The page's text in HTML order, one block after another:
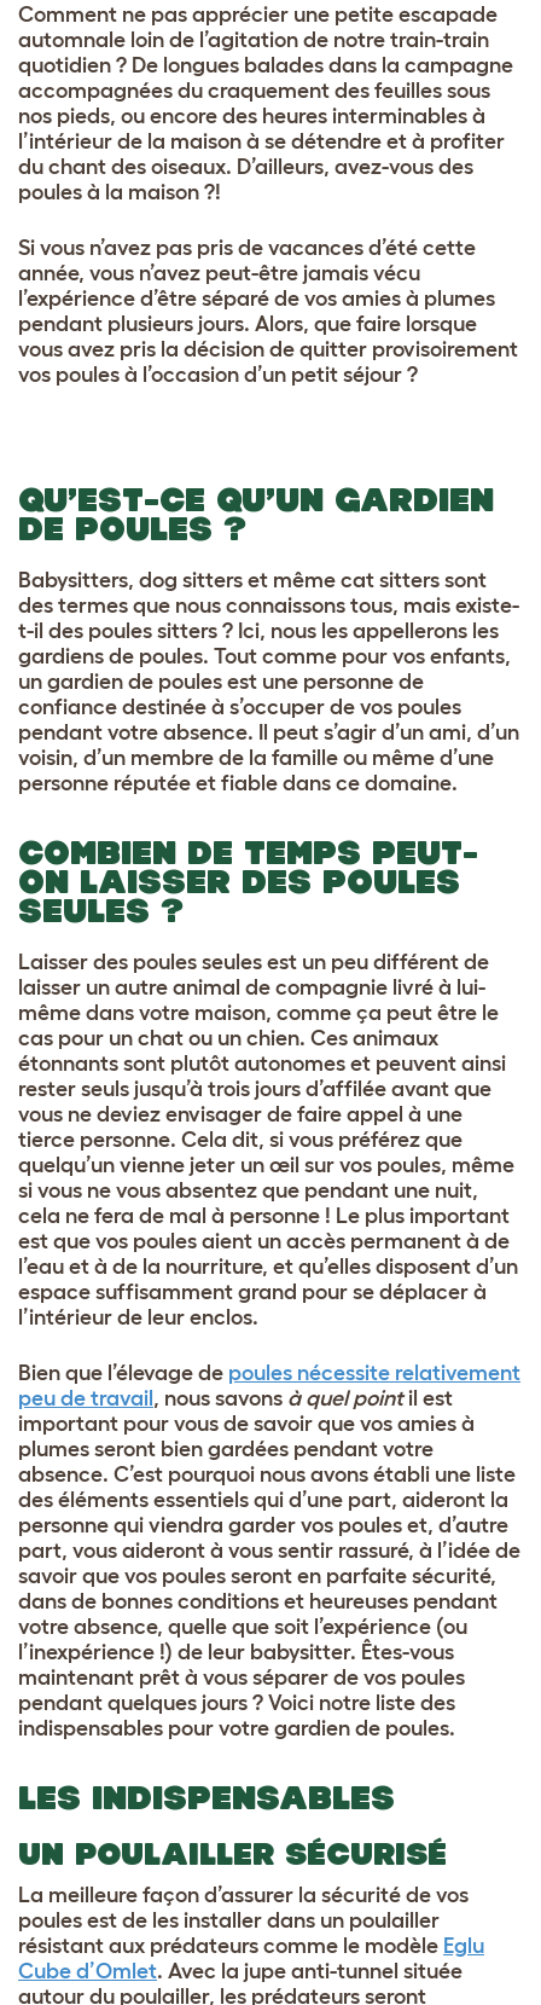
Comment ne pas apprécier une petite escapade
automnale loin de l’agitation de notre train-train
quotidien ? De longues balades dans la campagne
accompagnées du craquement des feuilles sous
nos pieds, ou encore des heures interminables à
l’intérieur de la maison à se détendre et à profiter
du chant des oiseaux. D’ailleurs, avez-vous des
poules à la maison ?!
Si vous n’avez pas pris de vacances d’été cette
année, vous n’avez peut-être jamais vécu
l’expérience d’être séparé de vos amies à plumes
pendant plusieurs jours. Alors, que faire lorsque
vous avez pris la décision de quitter provisoirement
vos poules à l’occasion d’un petit séjour ?
QU’EST-CE QU’UN GARDIEN
DE POULES ?
Babysitters, dog sitters et même cat sitters sont
des termes que nous connaissons tous, mais existe-
t-il des poules sitters ? Ici, nous les appellerons les
gardiens de poules. Tout comme pour vos enfants,
un gardien de poules est une personne de
confiance destinée à s’occuper de vos poules
pendant votre absence. Il peut s’agir d’un ami, d’un
voisin, d’un membre de la famille ou même d’une
personne réputée et fiable dans ce domaine.
COMBIEN DE TEMPS PEUT-
ON LAISSER DES POULES
SEULES ?
Laisser des poules seules est un peu différent de
laisser un autre animal de compagnie livré à lui-
même dans votre maison, comme ça peut être le
cas pour un chat ou un chien. Ces animaux
étonnants sont plutôt autonomes et peuvent ainsi
rester seuls jusqu’à trois jours d’affilée avant que
vous ne deviez envisager de faire appel à une
tierce personne. Cela dit, si vous préférez que
quelqu’un vienne jeter un œil sur vos poules, même
si vous ne vous absentez que pendant une nuit,
cela ne fera de mal à personne ! Le plus important
est que vos poules aient un accès permanent à de
l’eau et à de la nourriture, et qu’elles disposent d’un
espace suffisamment grand pour se déplacer à
l’intérieur de leur enclos.
Bien que l’élevage de poules nécessite relativement
peu de travail, nous savons à quel pointil est
important pour vous de savoir que vos amies à
plumes seront bien gardées pendant votre
absence. C’est pourquoi nous avons établi une liste
des éléments essentiels qui d’une part, aideront la
personne qui viendra garder vos poules et, d’autre
part, vous aideront à vous sentir rassuré, à l’idée de
savoir que vos poules seront en parfaite sécurité,
dans de bonnes conditions et heureuses pendant
votre absence, quelle que soit l’expérience (ou
l’inexpérience !) de leur babysitter. Êtes-vous
maintenant prêt à vous séparer de vos poules
pendant quelques jours ? Voici notre liste des
indispensables pour votre gardien de poules.
LES INDISPENSABLES
UN POULAILLER SÉCURISÉ
La meilleure façon d’assurer la sécurité de vos
poules est de les installer dans un poulailler
résistant aux prédateurs comme le modèle Eglu
Cube d’Omlet. Avec la jupe anti-tunnel située
autour du poulailler, les prédateurs seront